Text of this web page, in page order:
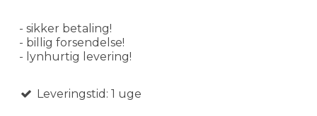
- sikker betaling!
- billig forsendelse!
- lynhurtig levering!
Leveringstid: 1 uge